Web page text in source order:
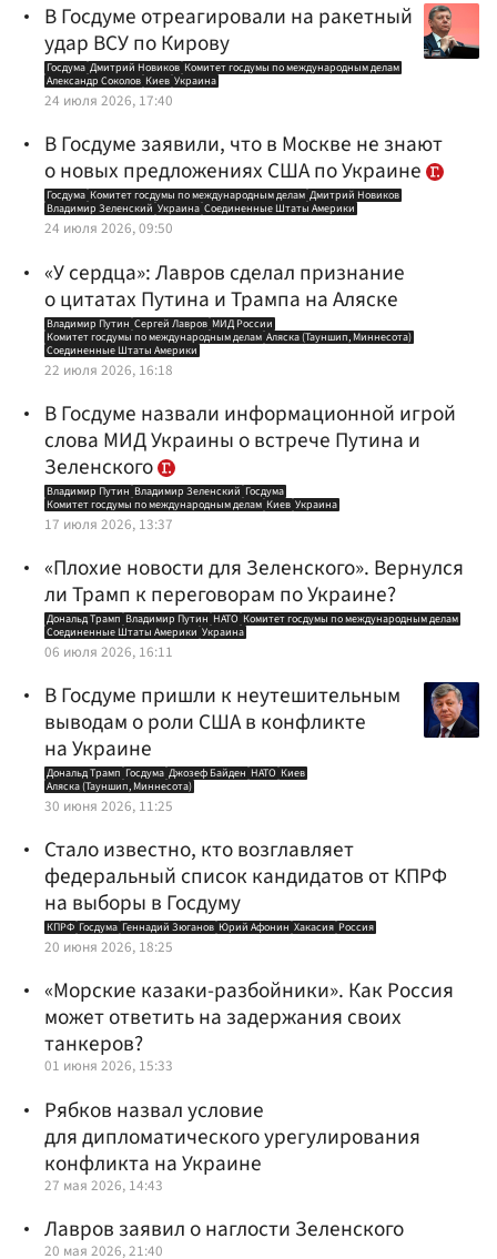
В Госдуме отреагировали на ракетный
удар ВСУ по Кирову
Госдума Дмитрий Новиков Комитет госдумы по международным делам
Александр Соколов Киев Украина
24 июля 2026, 17:40
В Госдуме заявили, что в Москве не знают
о новых предложениях США по Украине
Госдума Комитет госдумы по международным делам Дмитрий Новиков
Владимир Зеленский Украина Соединенные Штаты Америки
24 июля 2026, 09:50
«У сердца»: Лавров сделал признание
о цитатах Путина и Трампа на Аляске
Владимир Путин Сергей Лавров МИД России
Комитет госдумы по международным делам Аляска (Тауншип, Миннесота)
Соединенные Штаты Америки
22 июля 2026, 16:18
В Госдуме назвали информационной игрой
слова МИД Украины о встрече Путина и
Зеленского
Владимир Путин Владимир Зеленский Госдума
Комитет госдумы по международным делам Киев Украина
17 июля 2026, 13:37
«Плохие новости для Зеленского». Вернулся
ли Трамп к переговорам по Украине?
Дональд Трамп Владимир Путин НАТО Комитет госдумы по международным делам
Соединенные Штаты Америки Украина
06 июля 2026, 16:11
В Госдуме пришли к неутешительным
выводам о роли США в конфликте
на Украине
Дональд Трамп Госдума Джозеф Байден НАТО Киев
Аляска (Тауншип, Миннесота)
30 июня 2026, 11:25
Стало известно, кто возглавляет
федеральный список кандидатов от КПРФ
на выборы в Госдуму
КПРФ Госдума Геннадий Зюганов Юрий Афонин Хакасия Россия
20 июня 2026, 18:25
«Морские казаки-разбойники». Как Россия
может ответить на задержания своих
танкеров?
01 июня 2026, 15:33
Рябков назвал условие
для дипломатического урегулирования
конфликта на Украине
27 мая 2026, 14:43
Лавров заявил о наглости Зеленского
20 мая 2026, 21:40